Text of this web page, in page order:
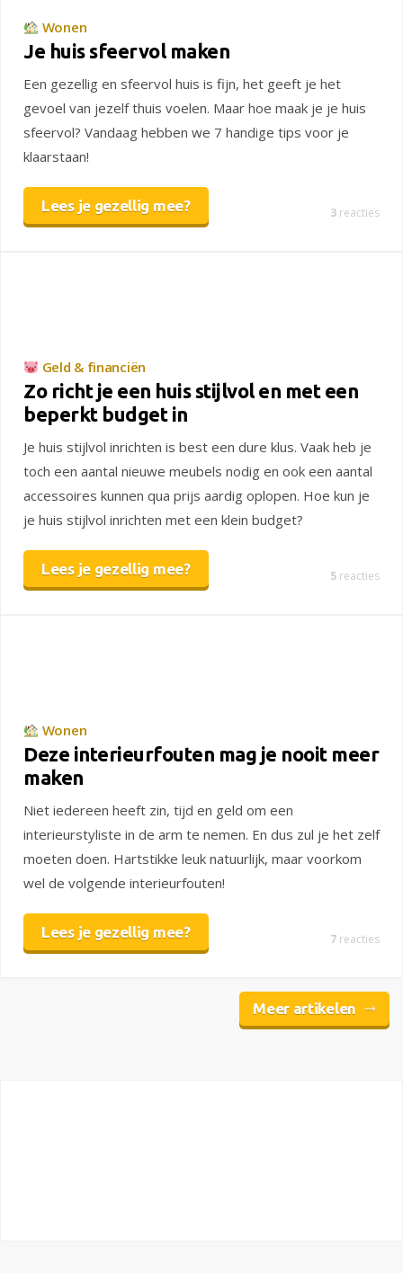
Wonen
Je huis sfeervol maken
Een gezellig en sfeervol huis is fijn, het geeft je het
gevoel van jezelf thuis voelen. Maar hoe maak je je huis
sfeervol? Vandaag hebben we 7 handige tips voor je
klaarstaan!
Lees je gezellig mee? 3 reacties
Geld & financiën
Zo richt je een huis stijlvol en met een
beperkt budget in
Je huis stijlvol inrichten is best een dure klus. Vaak heb je
toch een aantal nieuwe meubels nodig en ook een aantal
accessoires kunnen qua prijs aardig oplopen. Hoe kun je
je huis stijlvol inrichten met een klein budget?
Lees je gezellig mee? 5 reacties
Wonen
Deze interieurfouten mag je nooit meer
maken
Niet iedereen heeft zin, tijd en geld om een
interieurstyliste in de arm te nemen. En dus zul je het zelf
moeten doen. Hartstikke leuk natuurlijk, maar voorkom
wel de volgende interieurfouten!
Lees je gezellig mee? 7 reacties
Meer artikelen